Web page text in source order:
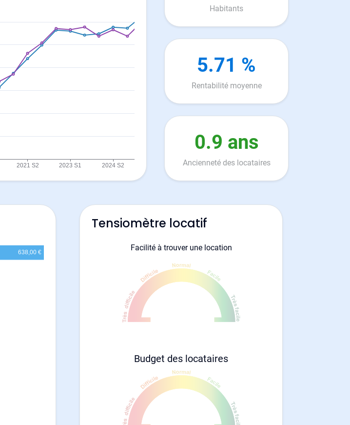
Habitants
5.71 %
Rentabilité moyenne
0.9 ans
Ancienneté des locataires
Tensiomètre locatif
Facilité à trouver une location
Budget des locataires